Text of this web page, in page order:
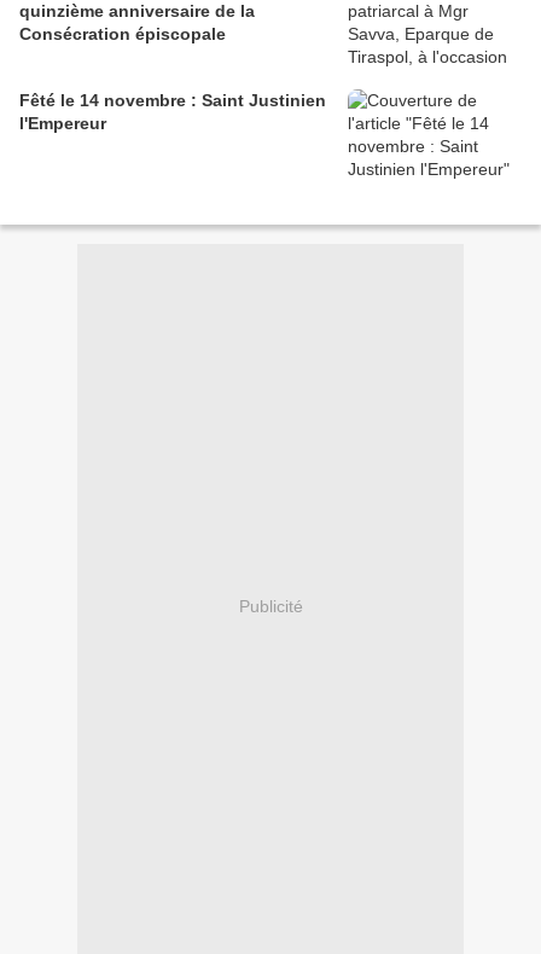
quinzième anniversaire de la
Consécration épiscopale
Fêté le 14 novembre : Saint Justinien
l'Empereur
Publicité